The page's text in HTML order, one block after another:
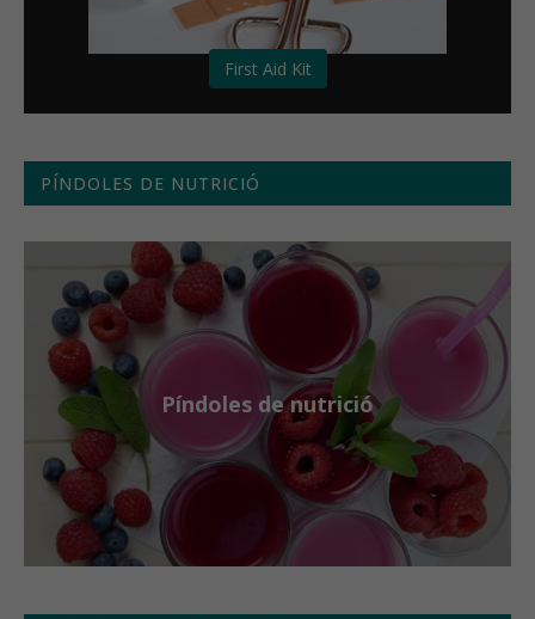
First Aid Kit
PÍNDOLES DE NUTRICIÓ
Píndoles de nutrició